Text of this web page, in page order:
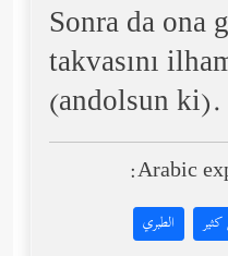
Sonra da ona
takvasını
(andolsun ki).
Arabic
الطبري